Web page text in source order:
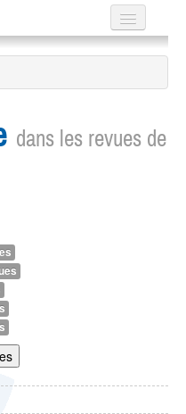
dans les revues de